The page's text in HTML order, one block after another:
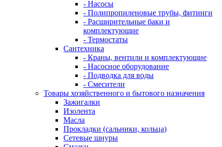
- Насосы
- Полипропиленовые трубы, фитинги
- Расширительные баки и
комплектующие
- Термостаты
Сантехника
- Краны, вентили и комплектующие
- Насосное оборудование
- Подводка для воды
- Смесители
Товары хозяйственного и бытового назначения
Зажигалки
Изолента
Масла
Прокладки (сальники, кольца)
Сетевые шнуры